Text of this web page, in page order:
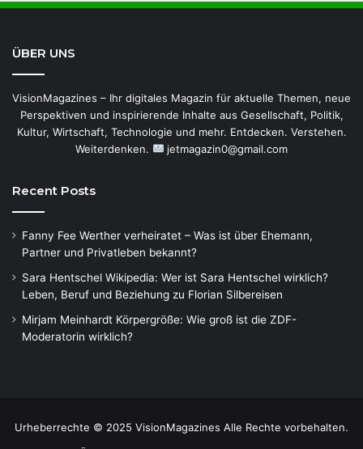
ÜBER UNS
VisionMagazines – Ihr digitales Magazin für aktuelle Themen, neue
Perspektiven und inspirierende Inhalte aus Gesellschaft, Politik,
Kultur, Wirtschaft, Technologie und mehr. Entdecken. Verstehen.
Weiterdenken.
jetmagazin0@gmail.com
Recent Posts
Fanny Fee Werther verheiratet – Was ist über Ehemann,
Partner und Privatleben bekannt?
Sara Hentschel Wikipedia: Wer ist Sara Hentschel wirklich?
Leben, Beruf und Beziehung zu Florian Silbereisen
Mirjam Meinhardt Körpergröße: Wie groß ist die ZDF-
Moderatorin wirklich?
Urheberrechte © 2025 VisionMagazines Alle Rechte vorbehalten.